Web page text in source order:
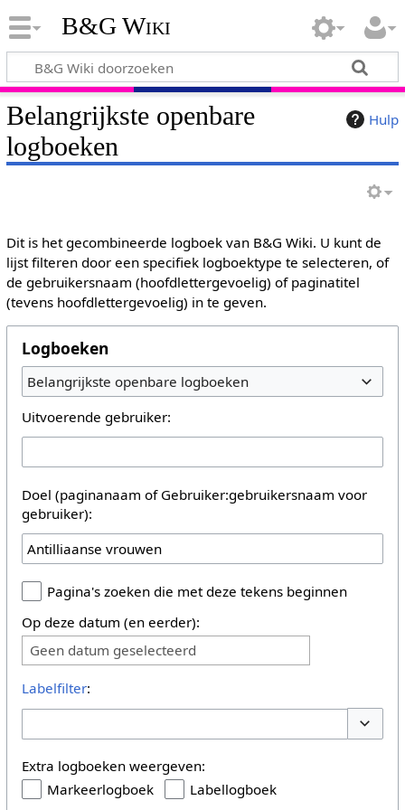
B&G Wiki
Hulp
Belangrijkste openbare
logboeken
Dit is het gecombineerde logboek van B&G Wiki. U kunt de
lijst filteren door een specifiek logboektype te selecteren, of
de gebruikersnaam (hoofdlettergevoelig) of paginatitel
(tevens hoofdlettergevoelig) in te geven.
Logboeken
Belangrijkste openbare logboeken
Uitvoerende gebruiker:
Doel (paginanaam of Gebruiker:gebruikersnaam voor
gebruiker):
Pagina's zoeken die met deze tekens beginnen
Op deze datum (en eerder):
Geen datum geselecteerd
Labelfilter:
Extra logboeken weergeven:
Markeerlogboek
Labellogboek